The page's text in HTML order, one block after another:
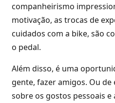
companheirismo
motivação, as trocas de
cuidados com a bike, são
o pedal.
Além disso, é uma
gente, fazer amigos. Ou
sobre os gostos pessoais